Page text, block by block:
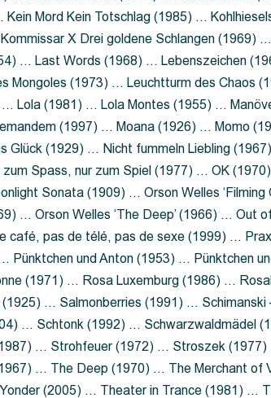
Mord Kein Totschlag (1985) …
X Drei goldene Schlangen (1969)
… Last Words (1968) … Lebenszeichen
Mongoles (1973) … Leuchtturm des Chaos
Lola (1981) … Lola Montes (1955) …
(1997) … Moana (1926) … Momo
Glück (1929) … Nicht fummeln Liebling
Spass, nur zum Spiel (1977) … OK
Sonata (1909) … Orson Welles ‘Filming
… Orson Welles ‘The Deep’ (1966) …
café, pas de télé, pas de sexe (1999) …
Pünktchen und Anton (1953) … Pünktchen
(1971) … Rosa Luxemburg (1986) …
… Salmonberries (1991) … Schimanski
… Schtonk (1992) … Schwarzwaldmädel
… Strohfeuer (1972) … Stroszek
… The Deep (1970) … The Merchant of
(2005) … Theater in Trance (1981) …